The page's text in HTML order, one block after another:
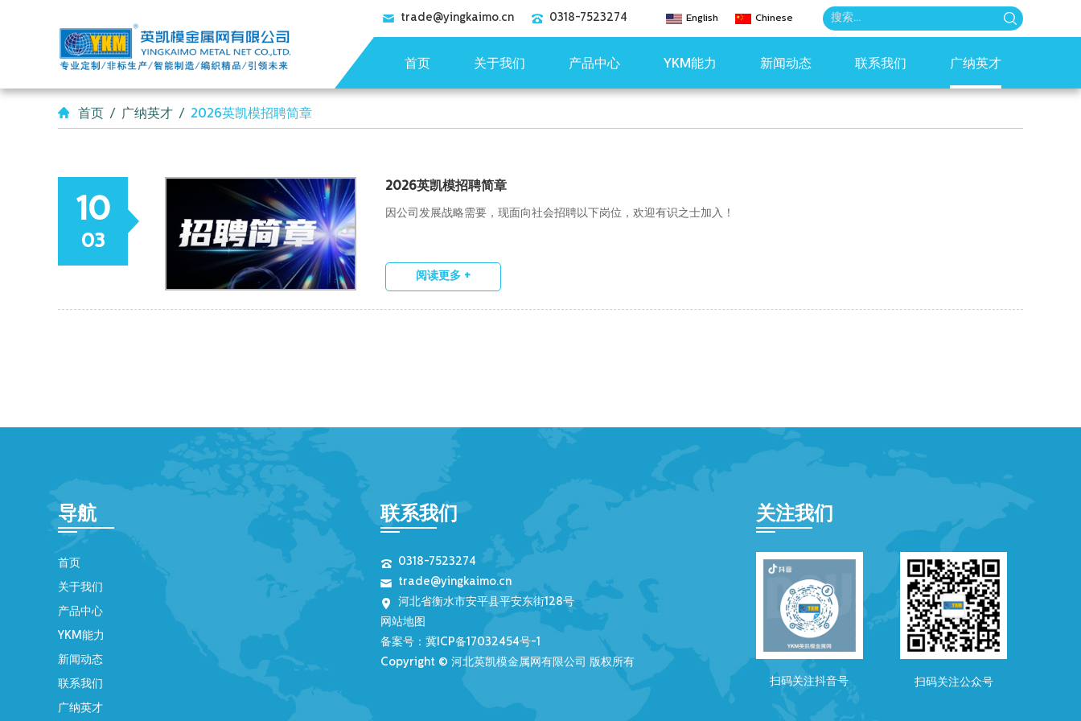
trade@yingkaimo.cn 0318-7523274 English Chinese
首页 关于我们 产品中心 YKM能力 新闻动态 联系我们 广纳英才
首页 / 广纳英才 / 2026英凯模招聘简章
10
03
2026英凯模招聘简章
因公司发展战略需要，现面向社会招聘以下岗位，欢迎有识之士加入！
阅读更多 +
导航
首页
关于我们
产品中心
YKM能力
新闻动态
联系我们
广纳英才
联系我们
0318-7523274
trade@yingkaimo.cn
河北省衡水市安平县平安东街128号
网站地图
备案号： 冀ICP备17032454号-1
Copyright © 河北英凯模金属网有限公司 版权所有
关注我们
扫码关注抖音号 扫码关注公众号